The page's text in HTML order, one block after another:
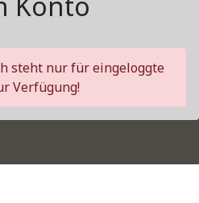
steht nur für eingeloggte
Verfügung!